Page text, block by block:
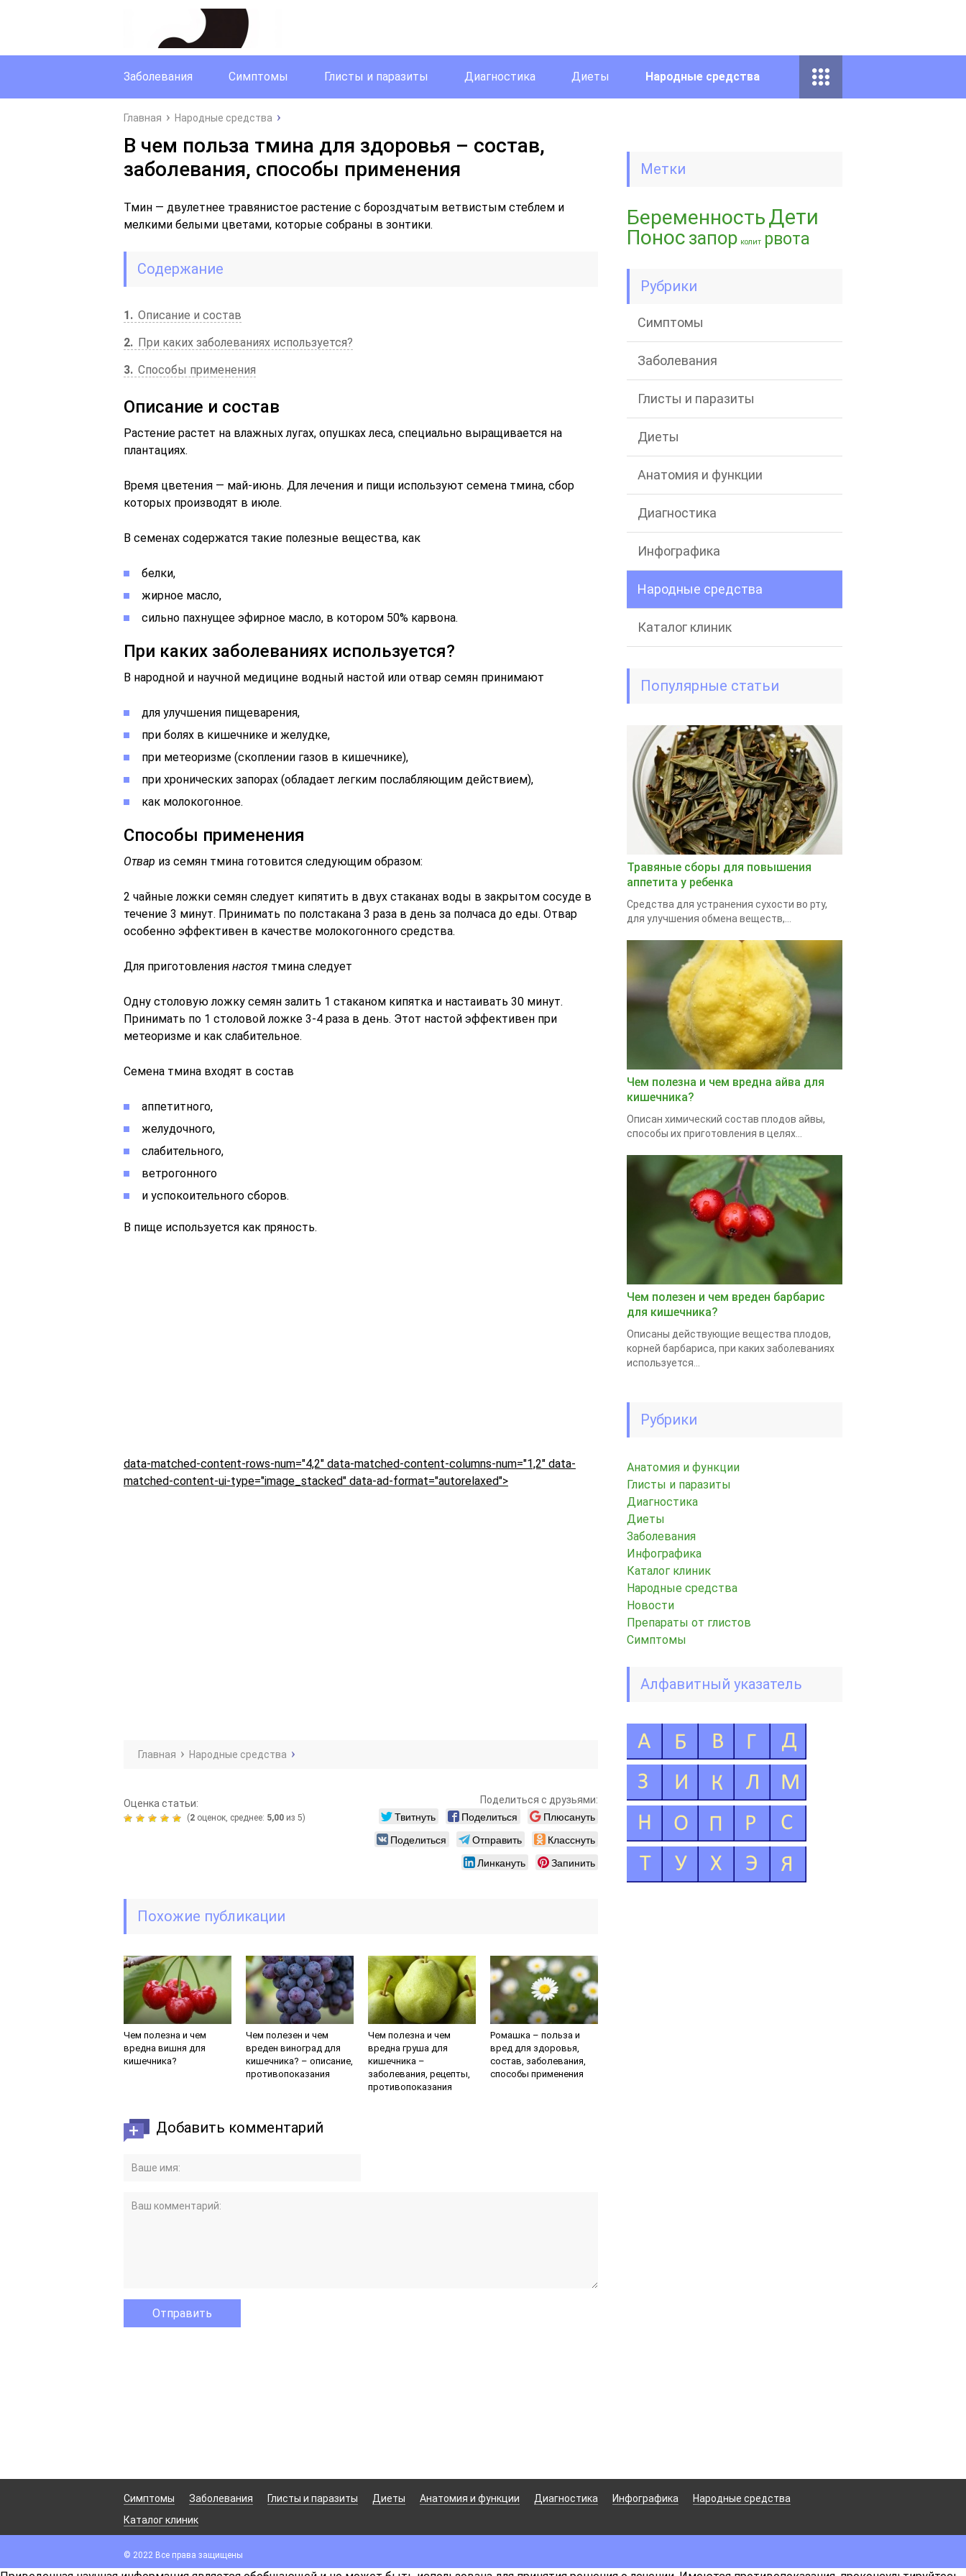
Заболевания Симптомы Глисты и паразиты Диагностика Диеты Народные средства
Главная Народные средства
В чем польза тмина для здоровья – состав,
заболевания, способы применения
Тмин — двулетнее травянистое растение с бороздчатым ветвистым стеблем и
мелкими белыми цветами, которые собраны в зонтики.
Содержание
1
Описание и состав
2
При каких заболеваниях используется?
3 Способы применения
Описание и состав
Растение растет на влажных лугах, опушках леса, специально выращивается на
плантациях.
Время цветения — май-июнь. Для лечения и пищи используют семена тмина, сбор
которых производят в июле.
В семенах содержатся такие полезные вещества, как
белки,
жирное масло,
сильно пахнущее эфирное масло, в котором 50% карвона.
При каких заболеваниях используется?
В народной и научной медицине водный настой или отвар семян принимают
для улучшения пищеварения,
при болях в кишечнике и желудке,
при метеоризме (скоплении газов в кишечнике),
при хронических запорах (обладает легким послабляющим действием),
как молокогонное.
Способы применения
Отвар из семян тмина готовится следующим образом:
2 чайные ложки семян следует кипятить в двух стаканах воды в закрытом сосуде в
течение 3 минут. Принимать по полстакана 3 раза в день за полчаса до еды. Отвар
особенно эффективен в качестве молокогонного средства.
Для приготовления настоя тмина следует
Одну столовую ложку семян залить 1 стаканом кипятка и настаивать 30 минут.
Принимать по 1 столовой ложке 3-4 раза в день. Этот настой эффективен при
метеоризме и как слабительное.
Семена тмина входят в состав
аппетитного,
желудочного,
слабительного,
ветрогонного
и успокоительного сборов.
В пище используется как пряность.
data-matched-content-rows-num="4,2" data-matched-content-columns-num="1,2" data-
matched-content-ui-type="image_stacked" data-ad-format="autorelaxed">
Главная Народные средства
Оценка статьи:
(2 оценок, среднее: 5,00 из 5)
Поделиться с друзьями:
Твитнуть Поделиться
Плюсануть
Поделиться
Отправить
Класснуть
Линкануть
Запинить
Похожие публикации
Чем полезна и чем
вредна вишня для
кишечника?
Чем полезен и чем
вреден виноград для
кишечника? – описание,
противопоказания
Чем полезна и чем
вредна груша для
кишечника –
заболевания, рецепты,
противопоказания
Ромашка – польза и
вред для здоровья,
состав, заболевания,
способы применения
Добавить комментарий
Метки
БеременностьДети
Понос запор колит рвота
Рубрики
Симптомы
Заболевания
Глисты и паразиты
Диеты
Анатомия и функции
Диагностика
Инфографика
Народные средства
Каталог клиник
Популярные статьи
Травяные сборы для повышения
аппетита у ребенка
Средства для устранения сухости во рту,
для улучшения обмена веществ,...
Чем полезна и чем вредна айва для
кишечника?
Описан химический состав плодов айвы,
способы их приготовления в целях...
Чем полезен и чем вреден барбарис
для кишечника?
Описаны действующие вещества плодов,
корней барбариса, при каких заболеваниях
используется...
Рубрики
Анатомия и функции
Глисты и паразиты
Диагностика
Диеты
Заболевания
Инфографика
Каталог клиник
Народные средства
Новости
Препараты от глистов
Симптомы
Алфавитный указатель
Симптомы Заболевания Глисты и паразиты Диеты Анатомия и функции Диагностика Инфографика
Народные средства
Каталог клиник
© 2022 Все права защищены